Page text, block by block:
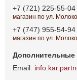
+7 (721) 225-55-04
магазин по ул.
+7 (747) 955-54-94
магазин по ул.